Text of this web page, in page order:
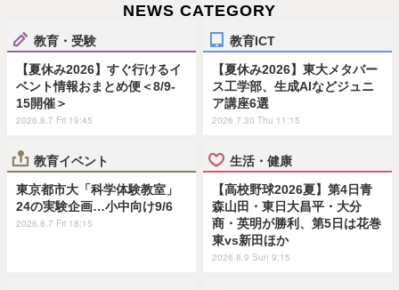
NEWS CATEGORY
教育・受験
【夏休み2026】すぐ行けるイ
ベント情報おまとめ便＜8/9-
15開催＞
2026.8.7 Fri 19:45
教育ICT
【夏休み2026】東大メタバー
ス工学部、生成AIなどジュニ
ア講座6選
2026.7.30 Thu 11:15
教育イベント
東京都市大「科学体験教室」
24の実験企画…小中向け9/6
2026.8.7 Fri 18:15
生活・健康
【高校野球2026夏】第4日青
森山田・東日大昌平・大分
商・英明が勝利、第5日は花巻
東vs新田ほか
2026.8.9 Sun 9:15